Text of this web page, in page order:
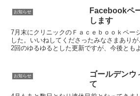
すが、何故か某
写真だけ上手く
お知らせ
Facebookペ
します
7月末にクリニックのＦａｃｅｂｏｏｋペー
した。いいねしてくださったみなさまあり
2回のゆるゆるとした更新ですが、今後とも
お知らせ
ゴールデンウ
て